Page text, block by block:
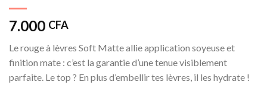
7.000 CFA
Le rouge à lèvres Soft Matte allie application soyeuse et
finition mate : c’est la garantie d’une tenue visiblement
parfaite. Le top ? En plus d’embellir tes lèvres, il les hydrate !